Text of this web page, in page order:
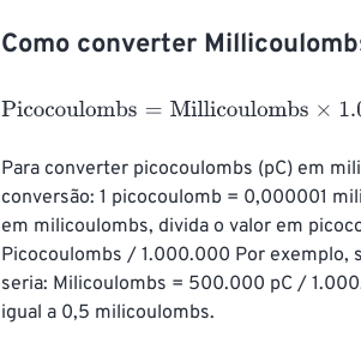
Como converter
Picocoulombs=Millicoulombs×1.0e+ 9
Para converter picocoulombs (pC) em
conversão: 1 picocoulomb = 0,000001
em milicoulombs, divida o valor em
Picocoulombs / 1.000.000 Por exemplo,
seria: Milicoulombs = 500.000 pC /
igual a 0,5 milicoulombs.